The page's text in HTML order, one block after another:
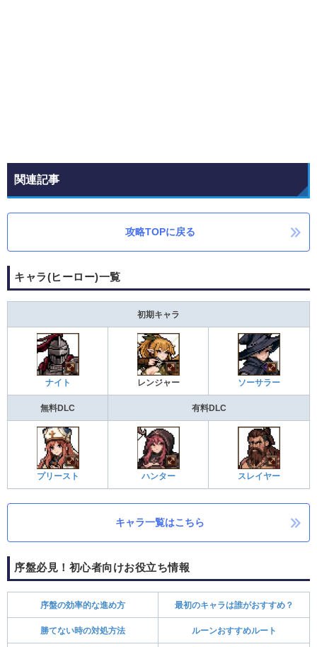
関連記事
攻略TOPに戻る
キャラ(ヒーロー)一覧
初期キャラ
ナイト レンジャー ソーサラー
無料DLC 有料DLC
プリースト ハンター スレイヤー
キャラ一覧はこちら
序盤必見！初心者向けお役立ち情報
序盤の効率的な進め方 最初のキャラは誰がおすすめ？
勝てない時の対処方法 ルーンおすすめルート